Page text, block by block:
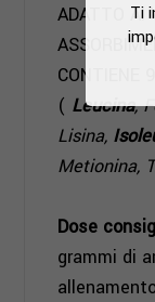
ADATTO AI
CONTIENE
( Leucina,
Lisina,
Metionina,
Dose
grammi di
Ti